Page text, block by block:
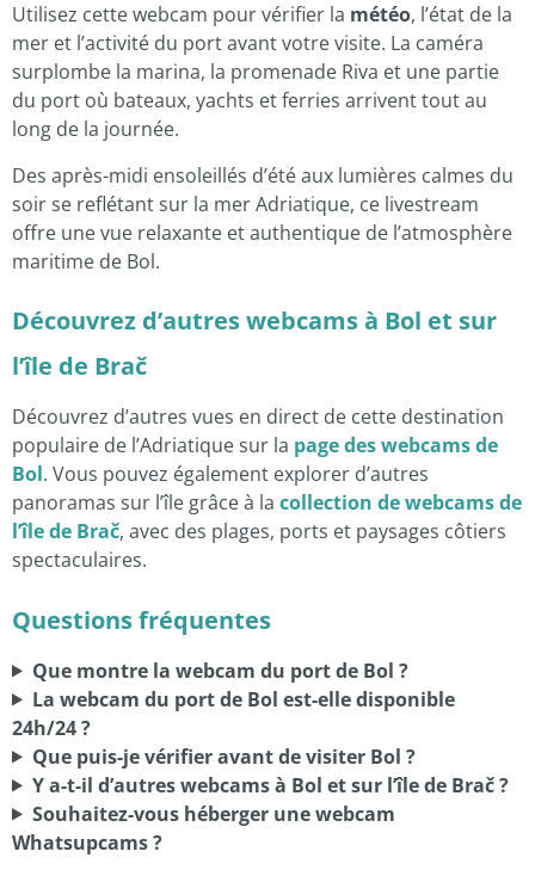
Utilisez cette webcam pour vérifier la météo, l’état de la
mer et l’activité du port avant votre visite. La caméra
surplombe la marina, la promenade Riva et une partie
du port où bateaux, yachts et ferries arrivent tout au
long de la journée.
Des après-midi ensoleillés d’été aux lumières calmes du
soir se reflétant sur la mer Adriatique, ce livestream
offre une vue relaxante et authentique de l’atmosphère
maritime de Bol.
Découvrez d’autres webcams à Bol et sur
l’île de Brač
Découvrez d’autres vues en direct de cette destination
populaire de l’Adriatique sur la page des webcams de
Bol. Vous pouvez également explorer d’autres
panoramas sur l’île grâce à la collection de webcams de
l’île de Brač, avec des plages, ports et paysages côtiers
spectaculaires.
Questions fréquentes
Que montre la webcam du port de Bol ?
La webcam du port de Bol est-elle disponible
24h/24 ?
Que puis-je vérifier avant de visiter Bol ?
Y a-t-il d’autres webcams à Bol et sur l’île de Brač ?
Souhaitez-vous héberger une webcam
Whatsupcams ?